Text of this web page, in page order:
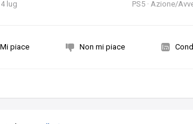
lug PS5 · Azione/
Mi piace Non mi piace